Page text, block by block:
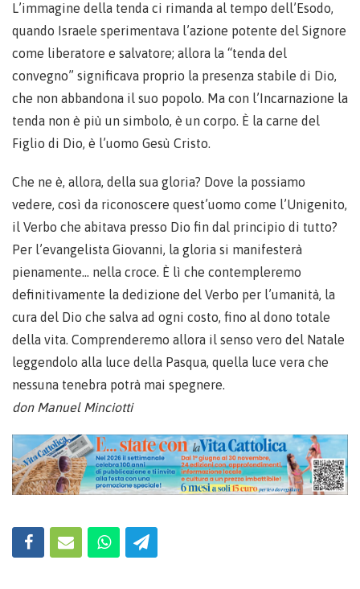
L’immagine della tenda ci rimanda al tempo dell’Esodo,
quando Israele sperimentava l’azione potente del Signore
come liberatore e salvatore; allora la “tenda del
convegno” significava proprio la presenza stabile di Dio,
che non abbandona il suo popolo. Ma con l’Incarnazione la
tenda non è più un simbolo, è un corpo. È la carne del
Figlio di Dio, è l’uomo Gesù Cristo.
Che ne è, allora, della sua gloria? Dove la possiamo
vedere, così da riconoscere quest’uomo come l’Unigenito,
il Verbo che abitava presso Dio fin dal principio di tutto?
Per l’evangelista Giovanni, la gloria si manifesterà
pienamente… nella croce. È lì che contempleremo
definitivamente la dedizione del Verbo per l’umanità, la
cura del Dio che salva ad ogni costo, fino al dono totale
della vita. Comprenderemo allora il senso vero del Natale
leggendolo alla luce della Pasqua, quella luce vera che
nessuna tenebra potrà mai spegnere.
don Manuel Minciotti